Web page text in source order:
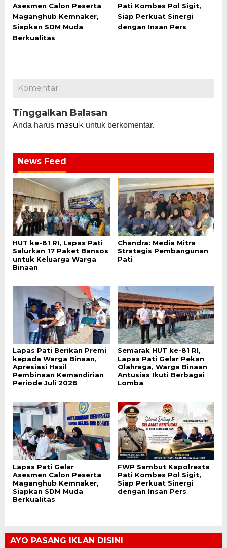
Asesmen Calon Peserta
Maganghub Kemnaker,
Siapkan SDM Muda
Berkualitas
Pati Kombes Pol Sigit,
Siap Perkuat Sinergi
dengan Insan Pers
Komentar
Tinggalkan Balasan
Anda harus masuk untuk berkomentar.
News Feed
HUT ke-81 RI, Lapas Pati
Salurkan 17 Paket Bansos
untuk Keluarga Warga
Binaan
Chandra: Media Mitra
Strategis Pembangunan
Pati
Lapas Pati Berikan Premi
kepada Warga Binaan,
Apresiasi Hasil
Pembinaan Kemandirian
Periode Juli 2026
Semarak HUT ke-81 RI,
Lapas Pati Gelar Pekan
Olahraga, Warga Binaan
Antusias Ikuti Berbagai
Lomba
Lapas Pati Gelar
Asesmen Calon Peserta
Maganghub Kemnaker,
Siapkan SDM Muda
Berkualitas
FWP Sambut Kapolresta
Pati Kombes Pol Sigit,
Siap Perkuat Sinergi
dengan Insan Pers
AYO PASANG IKLAN DISINI